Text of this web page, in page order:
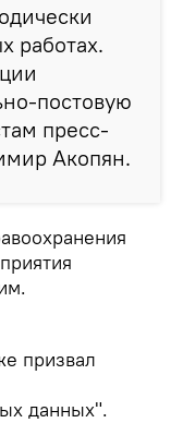
работах.
постовую
пресс-
Акопян.
призвал
данных".